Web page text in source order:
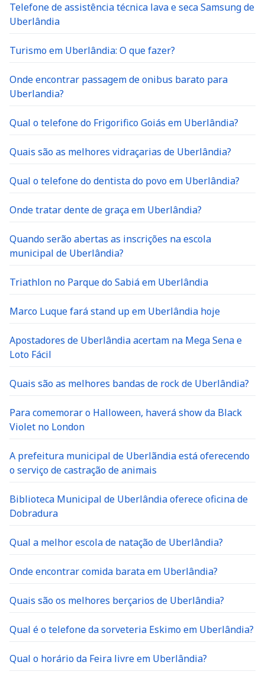
Telefone de assistência técnica lava e seca Samsung de
Uberlândia
Turismo em Uberlândia: O que fazer?
Onde encontrar passagem de onibus barato para
Uberlandia?
Qual o telefone do Frigorifico Goiás em Uberlândia?
Quais são as melhores vidraçarias de Uberlândia?
Qual o telefone do dentista do povo em Uberlândia?
Onde tratar dente de graça em Uberlândia?
Quando serão abertas as inscrições na escola
municipal de Uberlândia?
Triathlon no Parque do Sabiá em Uberlândia
Marco Luque fará stand up em Uberlândia hoje
Apostadores de Uberlândia acertam na Mega Sena e
Loto Fácil
Quais são as melhores bandas de rock de Uberlândia?
Para comemorar o Halloween, haverá show da Black
Violet no London
A prefeitura municipal de Uberlãndia está oferecendo
o serviço de castração de animais
Biblioteca Municipal de Uberlândia oferece oficina de
Dobradura
Qual a melhor escola de natação de Uberlândia?
Onde encontrar comida barata em Uberlândia?
Quais são os melhores berçarios de Uberlândia?
Qual é o telefone da sorveteria Eskimo em Uberlândia?
Qual o horário da Feira livre em Uberlândia?